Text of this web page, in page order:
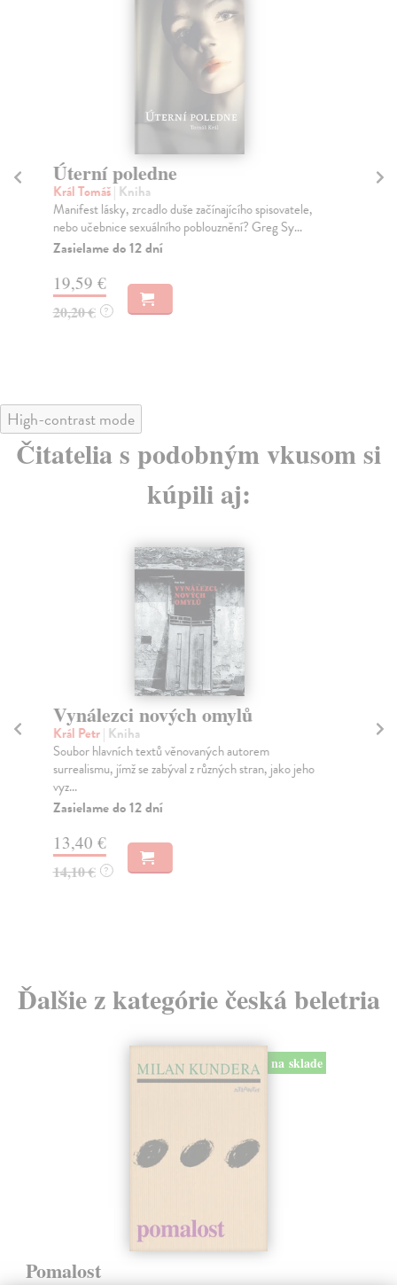
Úterní poledne
Král Tomáš| Kniha
Manifest lásky, zrcadlo duše začínajícího spisovatele,
nebo učebnice sexuálního poblouznění? Greg Sy...
Zasielame do 12 dní
19,59 €
20,20 € ?
High-contrast mode
Čitatelia s podobným vkusom si
kúpili aj:
Vynálezci nových omylů
Král Petr| Kniha
Soubor hlavních textů věnovaných autorem
surrealismu, jímž se zabýval z různých stran, jako jeho
vyz...
Zasielame do 12 dní
13,40 €
14,10 € ?
Ďalšie z kategórie česká beletria
na sklade
Pomalost